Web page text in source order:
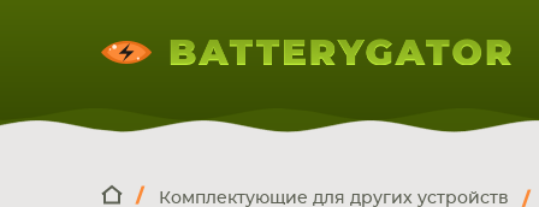
Комплектующие для других устройств